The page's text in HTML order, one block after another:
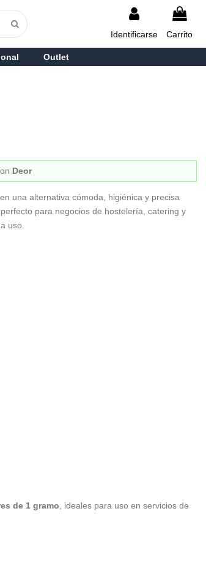
Identificarse Carrito
Outlet
Deor
una alternativa cómoda, higiénica y precisa
para negocios de hostelería, catering y
uso.
de 1 gramo, ideales para uso en servicios de